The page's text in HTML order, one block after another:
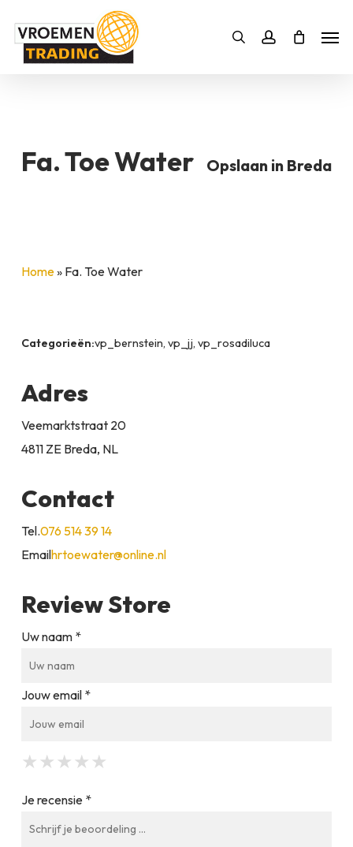
Zoekenaccount
Bestelling SLUITEN
Fa. Toe Water Opslaan in Breda
Home» Fa. Toe Water
Categorieën:vp_bernstein, vp_jj, vp_rosadiluca
Adres
Veemarktstraat 20
4811 ZE Breda, NL
Contact
Tel.076 514 39 14
Emailhrtoewater@online.nl
Review Store
Uw naam *
Jouw email *
★
★ ★
★ ★ ★
★ ★ ★ ★
★ ★ ★ ★ ★
Je recensie *